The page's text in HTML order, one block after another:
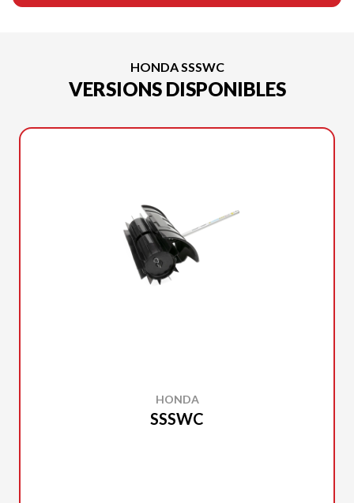
HONDA SSSWC
VERSIONS DISPONIBLES
HONDA
SSSWC